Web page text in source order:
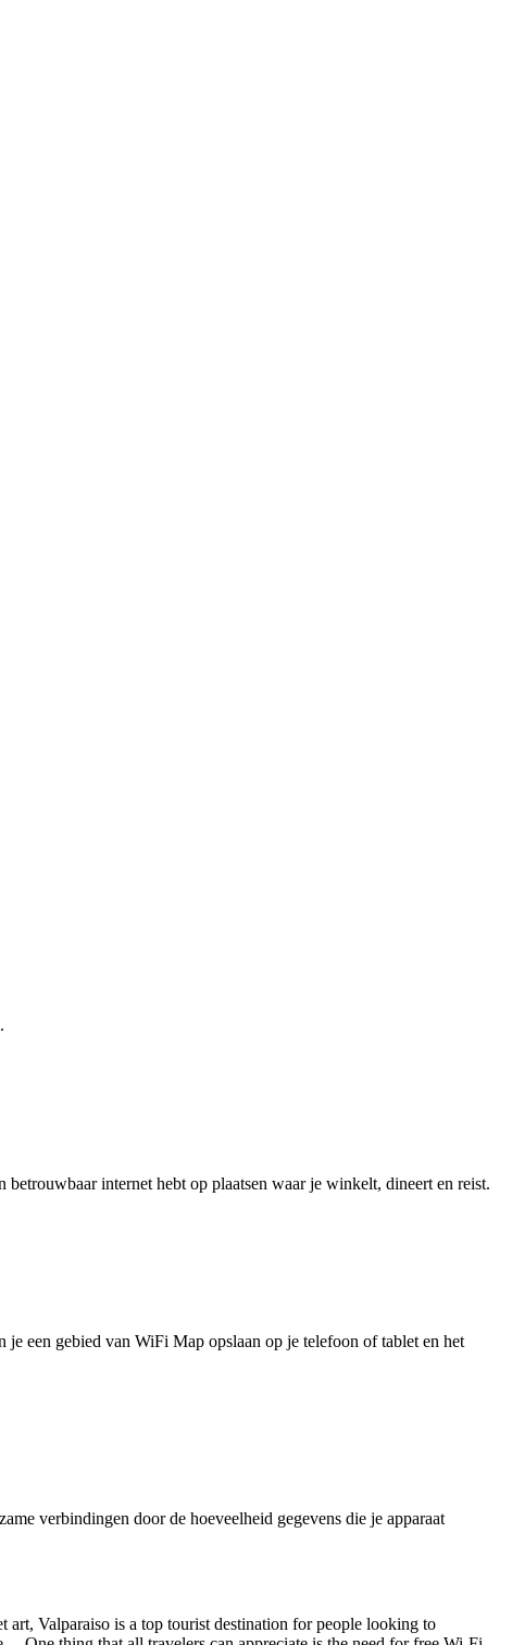
internet hebt op plaatsen waar je winkelt, dineert en reist.
een gebied van WiFi Map opslaan op je telefoon of tablet en het
verbindingen door de hoeveelheid gegevens die je apparaat
Valparaiso is a top tourist destination for people looking to